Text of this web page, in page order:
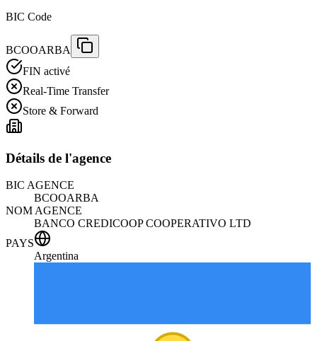
BIC Code
BCOOARBA
FIN activé
Real-Time Transfer
Store & Forward
Détails de l'agence
BIC AGENCE
BCOOARBA
NOM AGENCE
BANCO CREDICOOP COOPERATIVO LTD
PAYS
Argentina